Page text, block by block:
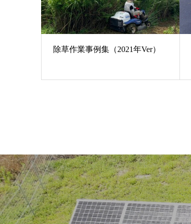
除草作業事例集（2021年Ver）